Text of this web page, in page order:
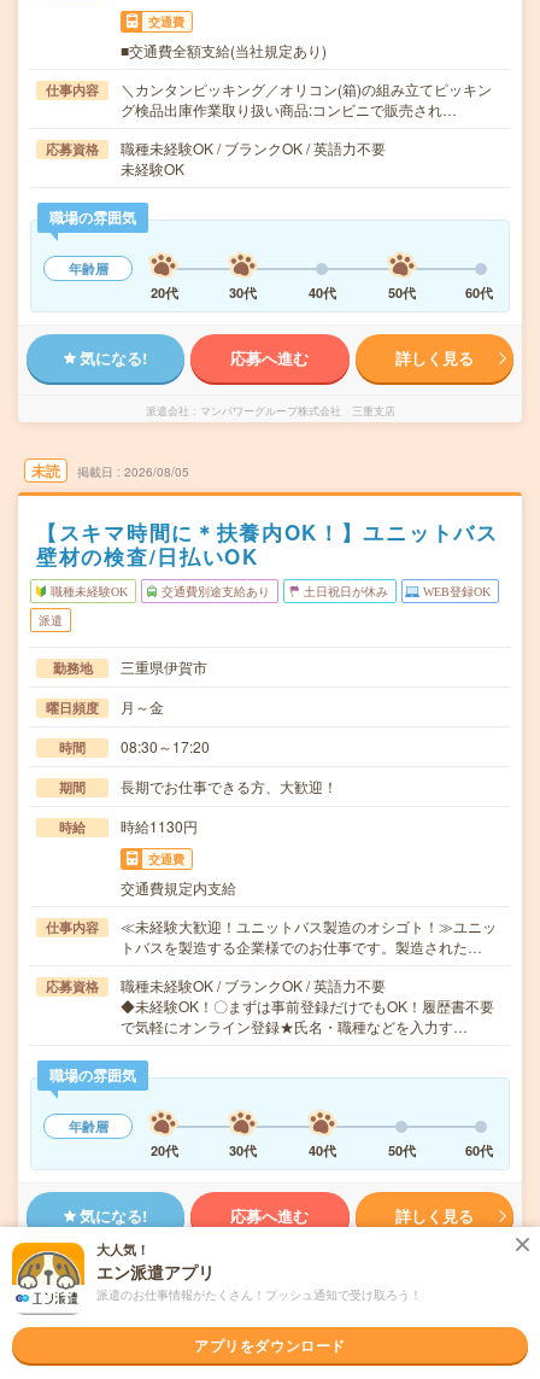
交通費
■交通費全額支給(当社規定あり)
仕事内容
＼カンタンピッキング／オリコン(箱)の組み立てピッキン
グ検品出庫作業取り扱い商品:コンビニで販売され…
応募資格
職種未経験OK / ブランクOK / 英語力不要
未経験OK
職場の雰囲気
年齢層
20代
30代 40代 50代 60代
気になる! 応募へ進む 詳しく見る
派遣会社 マンパワーグループ株式会社 三重支店
未読 掲載日 2026/08/05
【スキマ時間に＊扶養内OK！】ユニットバス
壁材の検査/日払いOK
職種未経験OK 交通費別途支給あり 土日祝日が休み WEB登録OK
派遣
勤務地 三重県伊賀市
曜日頻度 月～金
時間 08:30～17:20
期間 長期でお仕事できる方、大歓迎！
時給 時給1130円
交通費
交通費規定内支給
仕事内容
≪未経験大歓迎！ユニットバス製造のオシゴト！≫ユニッ
トバスを製造する企業様でのお仕事です。製造された…
応募資格
職種未経験OK / ブランクOK / 英語力不要
◆未経験OK！〇まずは事前登録だけでもOK！履歴書不要
で気軽にオンライン登録★氏名・職種などを入力す…
職場の雰囲気
年齢層
20代
30代 40代 50代 60代
気になる! 応募へ進む 詳しく見る
派遣会社 株式会社綜合キャリアオプション 製造事業部（全国）
未読 掲載日 2026/08/05
大人気！
エン派遣アプリ
派遣のお仕事情報がたくさん！プッシュ通知で受け取ろう！
アプリをダウンロード